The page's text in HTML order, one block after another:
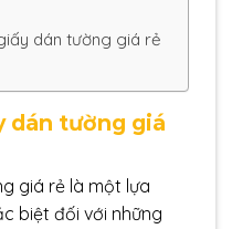
dán tường giá rẻ
dán tường giá
giá rẻ là một lựa
biệt đối với những